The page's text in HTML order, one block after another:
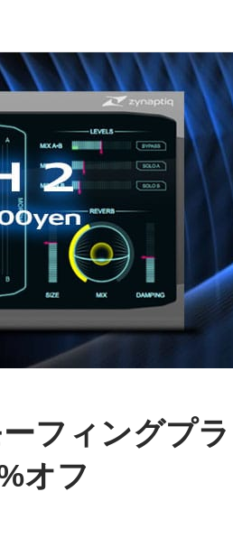
フィングプラ
オフ